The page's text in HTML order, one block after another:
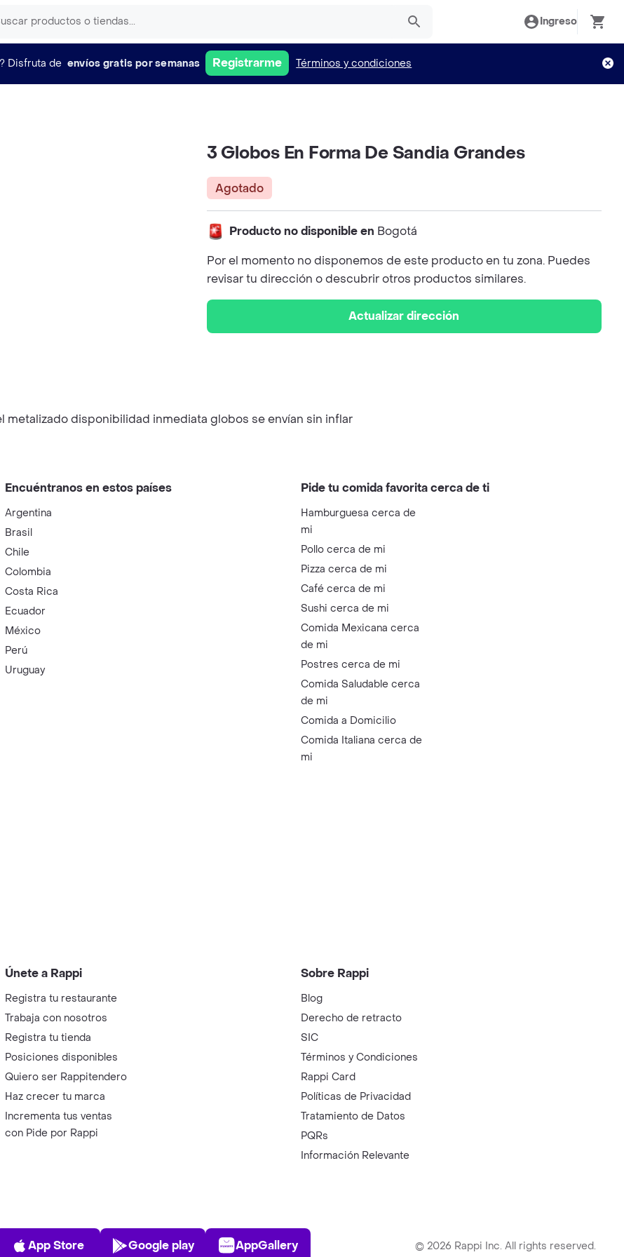
Ingreso
Disfruta de envíos gratis por semanas Registrarme Términos y condiciones
3 Globos En Forma De Sandia Grandes
Agotado
Producto no disponible en Bogotá
Por el momento no disponemos de este producto en tu zona. Puedes
revisar tu dirección o descubrir otros productos similares.
Actualizar dirección
disponibilidad inmediata globos se envían sin inflar
Encuéntranos en estos países
Argentina
Brasil
Chile
Colombia
Costa Rica
Ecuador
México
Perú
Uruguay
Pide tu comida favorita cerca de ti
Hamburguesa cerca de
mi
Pollo cerca de mi
Pizza cerca de mi
Café cerca de mi
Sushi cerca de mi
Comida Mexicana cerca
de mi
Postres cerca de mi
Comida Saludable cerca
de mi
Comida a Domicilio
Comida Italiana cerca de
mi
Únete a Rappi
Registra tu restaurante
Trabaja con nosotros
Registra tu tienda
Posiciones disponibles
Quiero ser Rappitendero
Haz crecer tu marca
Incrementa tus ventas
con Pide por Rappi
Sobre Rappi
Blog
Derecho de retracto
SIC
Términos y Condiciones
Rappi Card
Políticas de Privacidad
Tratamiento de Datos
PQRs
Información Relevante
App Store
App Store
Play Store
Google play
AppGallery
AppGallery © 2026 Rappi Inc. All rights reserved.